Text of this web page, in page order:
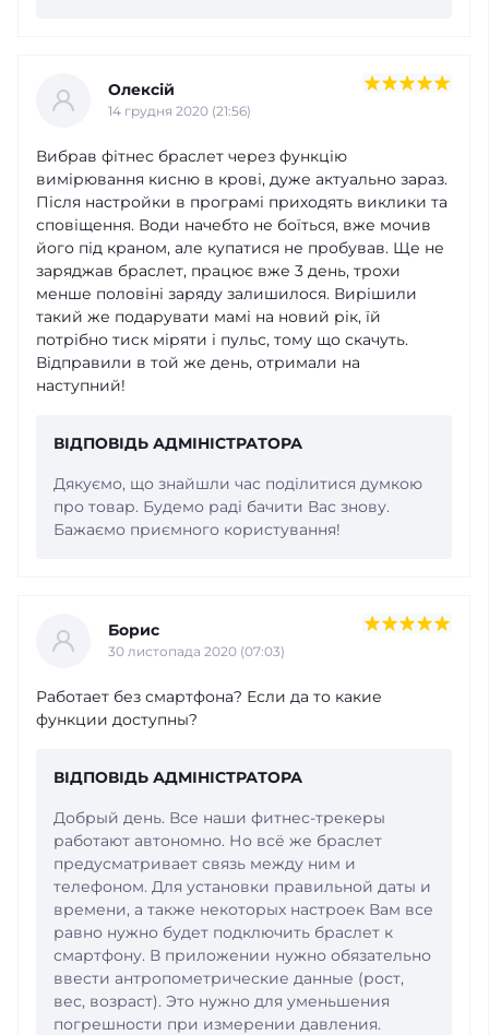
Олексій
14 грудня 2020 (21:56)
Вибрав фітнес браслет через функцію
вимірювання кисню в крові, дуже актуально зараз.
Після настройки в програмі приходять виклики та
сповіщення. Води начебто не боїться, вже мочив
його під краном, але купатися не пробував. Ще не
заряджав браслет, працює вже 3 день, трохи
менше половіні заряду залишилося. Вирішили
такий же подарувати мамі на новий рік, їй
потрібно тиск міряти і пульс, тому що скачуть.
Відправили в той же день, отримали на
наступний!
ВІДПОВІДЬ АДМІНІСТРАТОРА
Дякуємо, що знайшли час поділитися думкою
про товар. Будемо раді бачити Вас знову.
Бажаємо приємного користування!
Борис
30 листопада 2020 (07:03)
Работает без смартфона? Если да то какие
функции доступны?
ВІДПОВІДЬ АДМІНІСТРАТОРА
Добрый день. Все наши фитнес-трекеры
работают автономно. Но всё же браслет
предусматривает связь между ним и
телефоном. Для установки правильной даты и
времени, а также некоторых настроек Вам все
равно нужно будет подключить браслет к
смартфону. В приложении нужно обязательно
ввести антропометрические данные (рост,
вес, возраст). Это нужно для уменьшения
погрешности при измерении давления.